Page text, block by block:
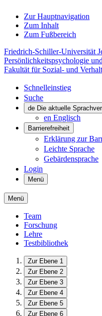
Zur Hauptnavigation
Zum Inhalt
Zum Fußbereich
Friedrich-Schiller-Universität
Persönlichkeitspsychologie
Fakultät für Sozial- und
Schnelleinstieg
Suche
de Die aktuelle
en Englisch
Barrierefreiheit
Erklärung zur
Leichte Sprache
Gebärdensprache
Login
Menü
Menü
Team
Forschung
Lehre
Testbibliothek
Zur Ebene 1
Zur Ebene 2
Zur Ebene 3
Zur Ebene 4
Zur Ebene 5
Zur Ebene 6